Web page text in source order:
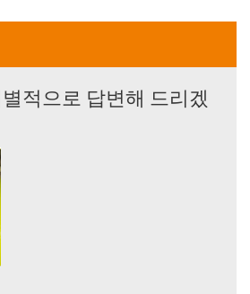
적으로 답변해 드리겠